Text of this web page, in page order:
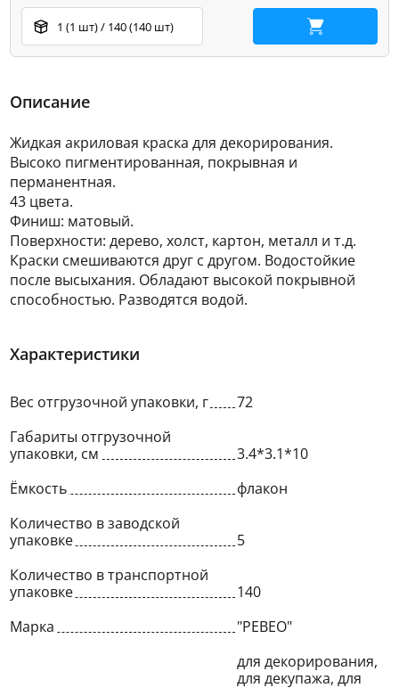
1 (1 шт) / 140 (140 шт) В корзину
Описание
Жидкая акриловая краска для декорирования.
Высоко пигментированная, покрывная и
перманентная.
43 цвета.
Финиш: матовый.
Поверхности: дерево, холст, картон, металл и т.д.
Краски смешиваются друг с другом. Водостойкие
после высыхания. Обладают высокой покрывной
способностью. Разводятся водой.
Характеристики
Вес отгрузочной упаковки, г
72
Габариты отгрузочной
упаковки, см
3.4*3.1*10
Ёмкость
флакон
Количество в заводской
упаковке
5
Количество в транспортной
упаковке
140
Марка
"PEBEO"
для декорирования,
для декупажа, для